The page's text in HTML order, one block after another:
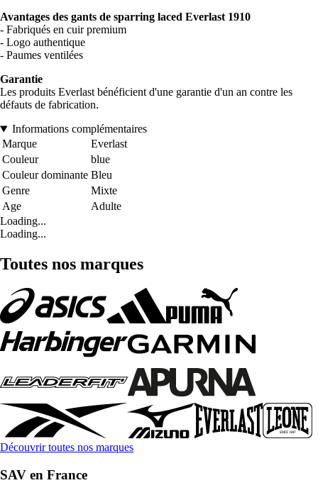
Avantages des gants de sparring laced Everlast 1910
- Fabriqués en cuir premium
- Logo authentique
- Paumes ventilées
Garantie
Les produits Everlast bénéficient d'une garantie d'un an contre les
défauts de fabrication.
Informations complémentaires
Marque
Everlast
Couleur
blue
Couleur dominante Bleu
Genre
Mixte
Age
Adulte
Loading...
Loading...
Toutes nos marques
Découvrir toutes nos marques
SAV en France